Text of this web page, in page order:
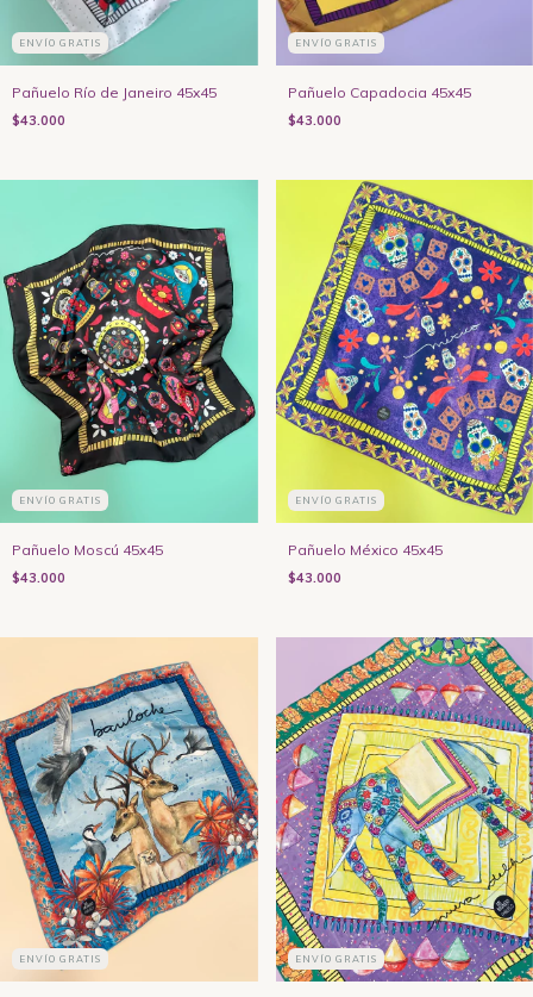
ENVÍO GRATIS
Pañuelo Río de Janeiro 45x45
$43.000
ENVÍO GRATIS
Pañuelo Capadocia 45x45
$43.000
ENVÍO GRATIS
Pañuelo Moscú 45x45
$43.000
ENVÍO GRATIS
Pañuelo México 45x45
$43.000
ENVÍO GRATIS ENVÍO GRATIS